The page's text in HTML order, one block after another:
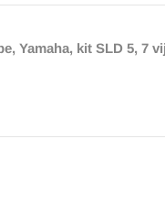
Yamaha, kit SLD 5, 7